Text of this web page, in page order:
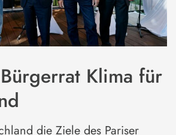
Klima für
die Ziele des Pariser